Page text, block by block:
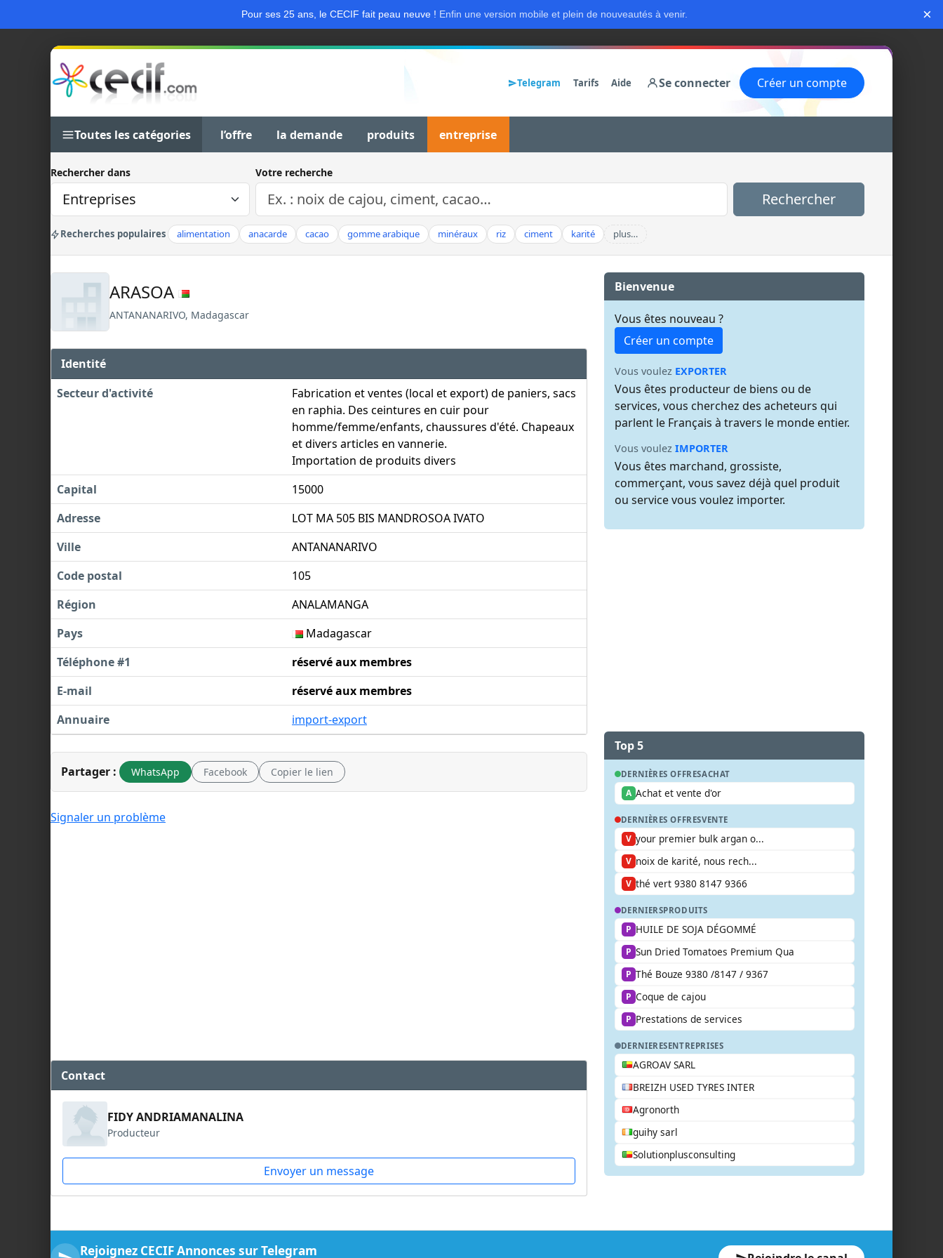
Pour ses 25 ans, le CECIF fait peau neuve ! Enfin une version mobile et plein de nouveautés à venir. ×
Telegram Tarifs Aide Se connecter Créer un compte
Toutes les catégories l’offre la demande produits entreprise
Rechercher dans Votre recherche
Rechercher
Recherches populaires alimentation anacarde cacao gomme arabique minéraux riz ciment karité plus…
ARASOA
ANTANANARIVO, Madagascar
Identité
Secteur d'activité
Fabrication et ventes (local et export) de paniers, sacs
en raphia. Des ceintures en cuir pour
homme/femme/enfants, chaussures d'été. Chapeaux
et divers articles en vannerie.
Importation de produits divers
Capital
15000
Adresse
LOT MA 505 BIS MANDROSOA IVATO
Ville
ANTANANARIVO
Code postal
105
Région
ANALAMANGA
Pays
Madagascar
Téléphone #1
réservé aux membres
E-mail
réservé aux membres
Annuaire
import-export
Partager : WhatsApp Facebook Copier le lien
Signaler un problème
Contact
FIDY ANDRIAMANALINA
Producteur
Envoyer un message
Bienvenue
Vous êtes nouveau ?
Créer un compte
Vous voulez EXPORTER
Vous êtes producteur de biens ou de
services, vous cherchez des acheteurs qui
parlent le Français à travers le monde entier.
Vous voulez IMPORTER
Vous êtes marchand, grossiste,
commerçant, vous savez déjà quel produit
ou service vous voulez importer.
Top 5
DERNIÈRES OFFRESACHAT
A Achat et vente d'or
DERNIÈRES OFFRESVENTE
V your premier bulk argan o...
V noix de karité, nous rech...
V thé vert 9380 8147 9366
DERNIERSPRODUITS
P HUILE DE SOJA DÉGOMMÉ
P Sun Dried Tomatoes Premium Qua
P Thé Bouze 9380 /8147 / 9367
P Coque de cajou
P Prestations de services
DERNIERESENTREPRISES
AGROAV SARL
BREIZH USED TYRES INTER
Agronorth
guihy sarl
Solutionplusconsulting
Rejoignez CECIF Annonces sur Telegram